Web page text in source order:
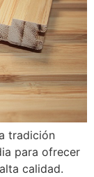
tradición
para ofrecer
calidad.